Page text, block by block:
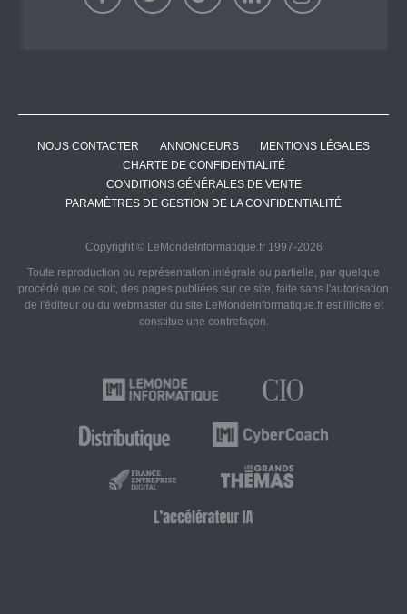
NOUS CONTACTER ANNONCEURS
MENTIONS LÉGALES
CHARTE DE CONFIDENTIALITÉ
CONDITIONS GÉNÉRALES DE VENTE
PARAMÈTRES DE GESTION DE LA CONFIDENTIALITÉ
Copyright © LeMondeInformatique.fr 1997-2026
Toute reproduction ou représentation intégrale ou partielle, par quelque
procédé que ce soit, des pages publiées sur ce site, faite sans l'autorisation
de l'éditeur ou du webmaster du site LeMondeInformatique.fr est illicite et
constitue une contrefaçon.